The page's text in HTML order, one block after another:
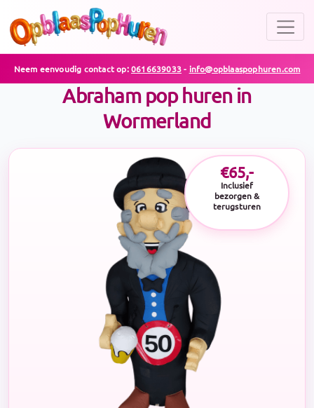
Neem eenvoudig contact op:0616639033- info@opblaaspophuren.com
Abraham pop huren in
Wormerland
€65,-
Inclusief
bezorgen &
terugsturen